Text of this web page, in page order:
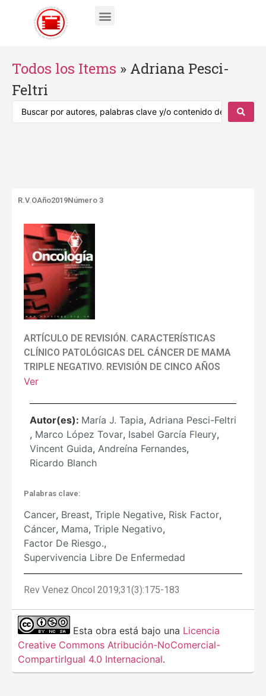
Todos los Items » Adriana Pesci-
Feltri
R.V.OAño2019Número 3
ARTÍCULO DE REVISIÓN. CARACTERÍSTICAS
CLÍNICO PATOLÓGICAS DEL CÁNCER DE MAMA
TRIPLE NEGATIVO. REVISIÓN DE CINCO AÑOS
Ver
Autor(es): María J. Tapia, Adriana Pesci-Feltri
, Marco López Tovar, Isabel García Fleury,
Vincent Guida, Andreína Fernandes,
Ricardo Blanch
Palabras clave:
Cancer, Breast, Triple Negative, Risk Factor,
Cáncer, Mama, Triple Negativo,
Factor De Riesgo.,
Supervivencia Libre De Enfermedad
Rev Venez Oncol 2019;31(3):175-183
Esta obra está bajo una Licencia
Creative Commons Atribución-NoComercial-
CompartirIgual 4.0 Internacional.